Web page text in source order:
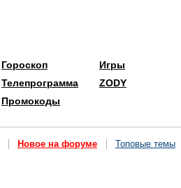
Гороскоп
Телепрограмма
Промокоды
Игры
ZODY
Новое на форуме Топовые темы